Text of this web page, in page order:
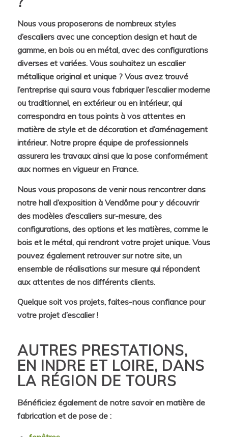
Nous vous proposerons de nombreux styles
d’escaliers avec une conception design et haut de
gamme, en bois ou en métal, avec des configurations
diverses et variées. Vous souhaitez un escalier
métallique original et unique ? Vous avez trouvé
l’entreprise qui saura vous fabriquer l’escalier moderne
ou traditionnel, en extérieur ou en intérieur, qui
correspondra en tous points à vos attentes en
matière de style et de décoration et d’aménagement
intérieur. Notre propre équipe de professionnels
assurera les travaux ainsi que la pose conformément
aux normes en vigueur en France.
Nous vous proposons de venir nous rencontrer dans
notre hall d’exposition à Vendôme pour y découvrir
des modèles d’escaliers sur-mesure, des
configurations, des options et les matières, comme le
bois et le métal, qui rendront votre projet unique. Vous
pouvez également retrouver sur notre site, un
ensemble de réalisations sur mesure qui répondent
aux attentes de nos différents clients.
Quelque soit vos projets, faites-nous confiance pour
votre projet d’escalier !
AUTRES PRESTATIONS,
EN INDRE ET LOIRE, DANS
LA RÉGION DE TOURS
Bénéficiez également de notre savoir en matière de
fabrication et de pose de :